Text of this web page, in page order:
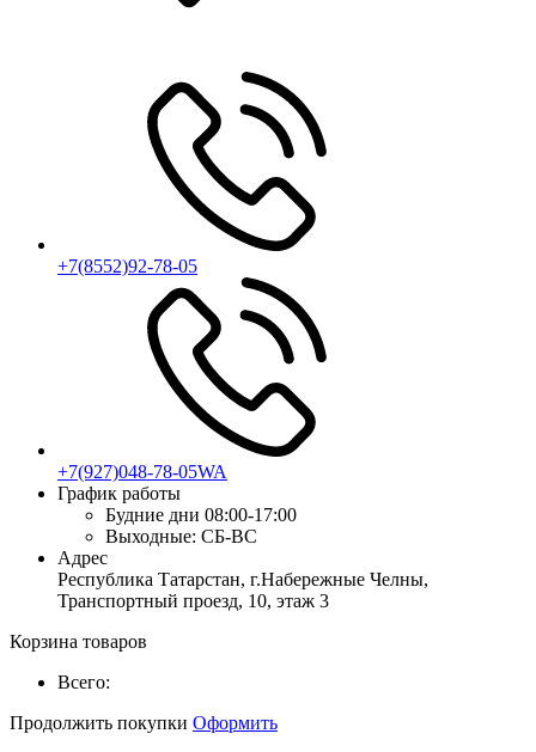
+7(8552)92-78-05
+7(927)048-78-05WA
График работы
Будние дни 08:00-17:00
Выходные: СБ-ВС
Адрес
Республика Татарстан, г.Набережные Челны,
Транспортный проезд, 10, этаж 3
Корзина товаров
Всего:
Продолжить покупки Оформить